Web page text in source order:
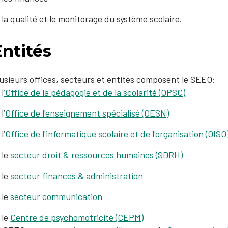
la qualité et le monitorage du système scolaire.
offices, secteurs et entités composent le SEEO:
l’Office de la pédagogie et de la scolarité (OPSC)
l’Office de l'enseignement spécialisé (OESN)
l’Office de l'informatique scolaire et de l'organisation
lesecteur droit & ressources humaines (SDRH)
lesecteur finances & administration
lesecteur communication
le Centre de psychomotricité (CEPM)